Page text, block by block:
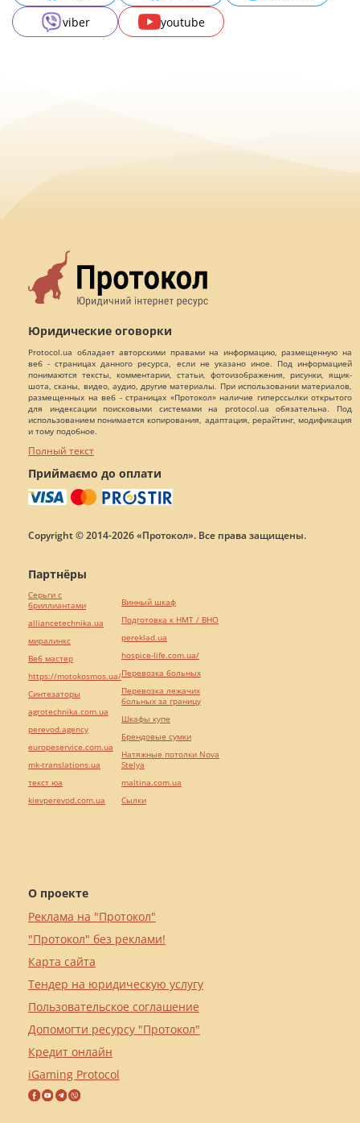
viber
youtube
Юридические оговорки
Protocol.ua обладает авторскими правами на информацию, размещенную на
веб - страницах данного ресурса, если не указано иное. Под информацией
понимаются тексты, комментарии, статьи, фотоизображения, рисунки, ящик-
шота, сканы, видео, аудио, другие материалы. При использовании материалов,
размещенных на веб - страницах «Протокол» наличие гиперссылки открытого
для индексации поисковыми системами на protocol.ua обязательна. Под
использованием понимается копирования, адаптация, рерайтинг, модификация
и тому подобное.
Полный текст
Приймаємо до оплати
Copyright © 2014-2026 «Протокол». Все права защищены.
О проекте
Реклама на "Протокол"
"Протокол" без реклами!
Карта сайта
Тендер на юридическую услугу
Пользовательское соглашение
Допомогти ресурсу "Протокол"
Кредит онлайн
iGaming Protocol
Партнёры
Серьги с
бриллиантами
alliancetechnika.ua
миралинкс
Веб мастер
https://motokosmos.ua/
Синтезаторы
agrotechnika.com.ua
perevod.agency
europeservice.com.ua
mk-translations.ua
текст юа
kievperevod.com.ua
Винный шкаф
Подготовка к НМТ / ВНО
pereklad.ua
hospice-life.com.ua/
Перевозка больных
Перевозка лежачих
больных за границу
Шкафы купе
Брендовые сумки
Натяжные потолки Nova
Stelya
maltina.com.ua
Cылки